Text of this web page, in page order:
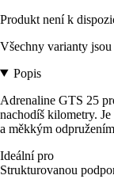
Produkt není k
Všechny varianty
Popis
Adrenaline GTS 25
nachodíš kilometry.
a měkkým
Ideální pro
Strukturovanou